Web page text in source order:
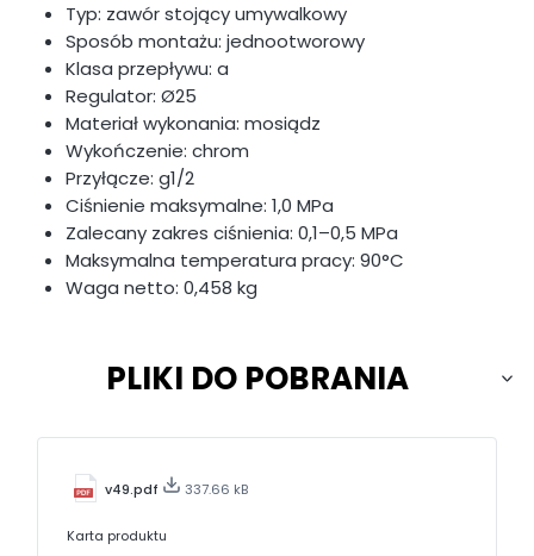
Typ: zawór stojący umywalkowy
Sposób montażu: jednootworowy
Klasa przepływu: a
Regulator: Ø25
Materiał wykonania: mosiądz
Wykończenie: chrom
Przyłącze: g1/2
Ciśnienie maksymalne: 1,0 MPa
Zalecany zakres ciśnienia: 0,1–0,5 MPa
Maksymalna temperatura pracy: 90°C
Waga netto: 0,458 kg
PLIKI DO POBRANIA
v49.pdf 337.66 kB
Karta produktu